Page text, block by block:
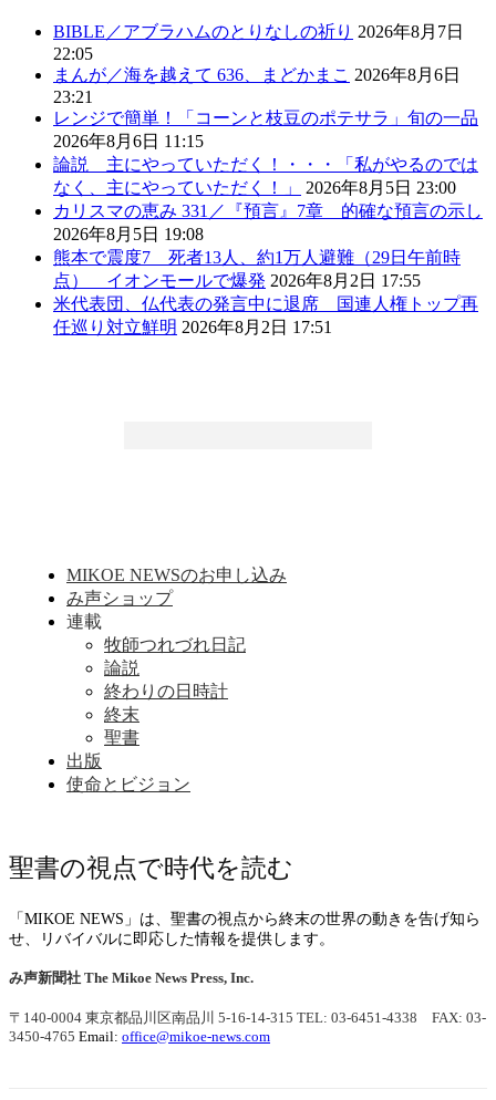
BIBLE／アブラハムのとりなしの祈り 2026年8月7日
22:05
まんが／海を越えて 636、まどかまこ 2026年8月6日
23:21
レンジで簡単！「コーンと枝豆のポテサラ」旬の一品
2026年8月6日 11:15
論説 主にやっていただく！・・・「私がやるのでは
なく、主にやっていただく！」
2026年8月5日 23:00
カリスマの恵み 331／『預言』7章 的確な預言の示し
2026年8月5日 19:08
熊本で震度7 死者13人、約1万人避難（29日午前時
点） イオンモールで爆発 2026年8月2日 17:55
米代表団、仏代表の発言中に退席 国連人権トップ再
任巡り対立鮮明 2026年8月2日 17:51
MIKOE NEWSのお申し込み
み声ショップ
連載
牧師つれづれ日記
論説
終わりの日時計
終末
聖書
出版
使命とビジョン
聖書の視点で時代を読む
「MIKOE NEWS」は、聖書の視点から終末の世界の動きを告げ知ら
せ、リバイバルに即応した情報を提供します。
み声新聞社 The Mikoe News Press, Inc.
〒140-0004 東京都品川区南品川 5-16-14-315 TEL: 03-6451-4338 FAX: 03-
3450-4765 Email: office@mikoe-news.com